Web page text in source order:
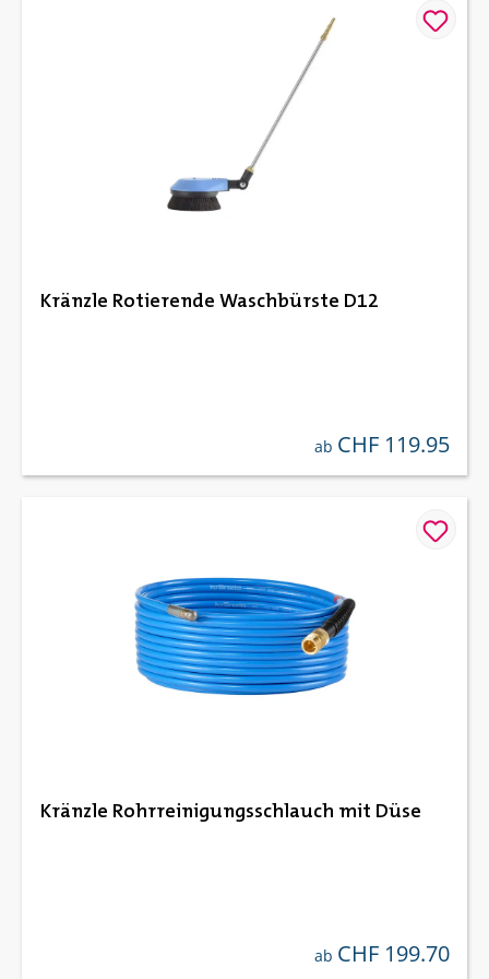
Kränzle Rotierende Waschbürste D12
regulärer preis:
ab CHF 119.95
Kränzle Rohrreinigungsschlauch mit Düse
regulärer preis:
ab CHF 199.70